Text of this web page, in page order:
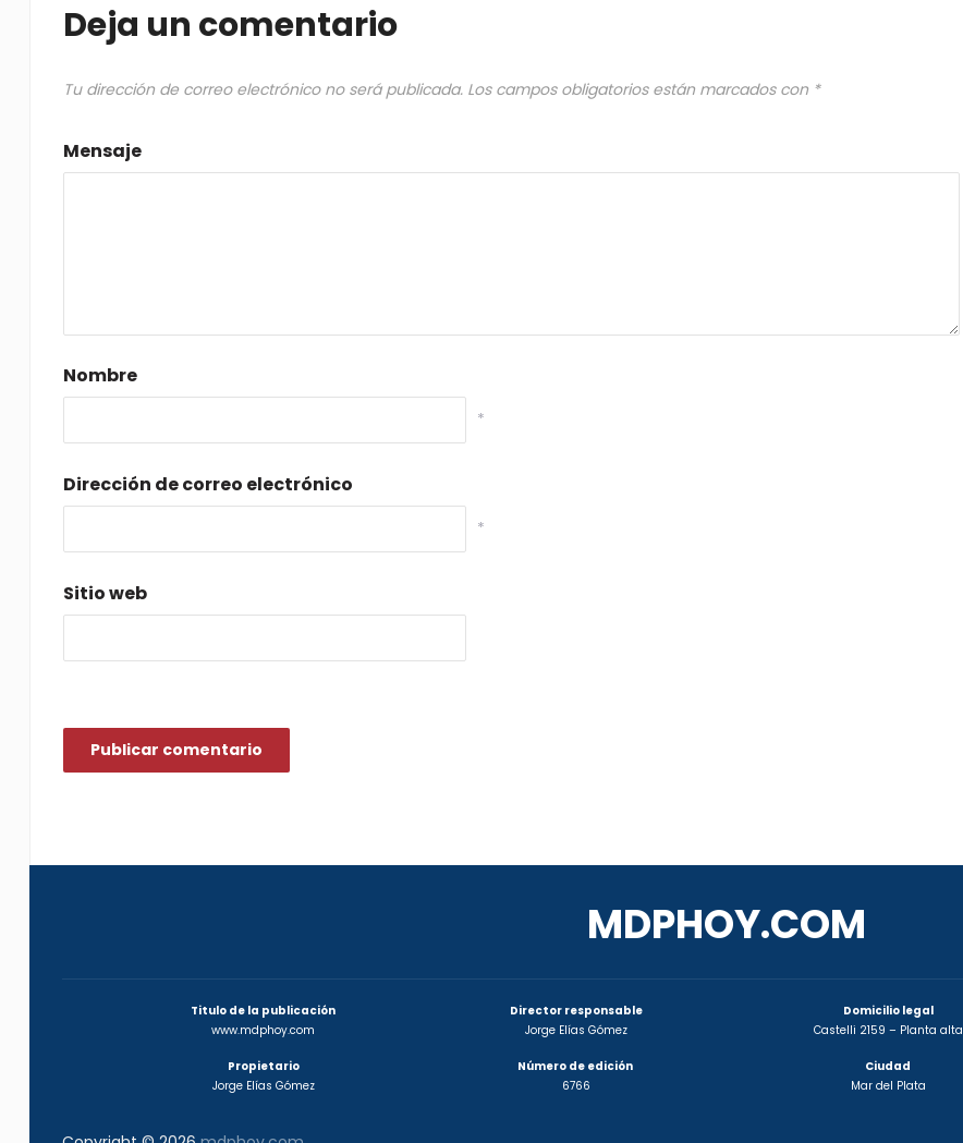
Deja un comentario
Tu dirección de correo electrónico no será publicada. Los campos obligatorios están marcados con *
Mensaje
Nombre
*
Dirección de correo electrónico
*
Sitio web
MDPHOY.COM
Titulo de la publicación
www.mdphoy.com
Propietario
Jorge Elías Gómez
Director responsable
Jorge Elías Gómez
Número de edición
6766
Domicilio legal
Castelli 2159 – Planta alta
Ciudad
Mar del Plata